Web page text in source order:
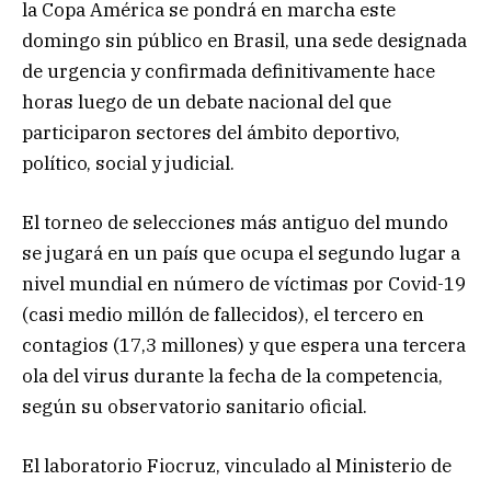
la Copa América se pondrá en marcha este
domingo sin público en Brasil, una sede designada
de urgencia y confirmada definitivamente hace
horas luego de un debate nacional del que
participaron sectores del ámbito deportivo,
político, social y judicial.
El torneo de selecciones más antiguo del mundo
se jugará en un país que ocupa el segundo lugar a
nivel mundial en número de víctimas por Covid-19
(casi medio millón de fallecidos), el tercero en
contagios (17,3 millones) y que espera una tercera
ola del virus durante la fecha de la competencia,
según su observatorio sanitario oficial.
El laboratorio Fiocruz, vinculado al Ministerio de